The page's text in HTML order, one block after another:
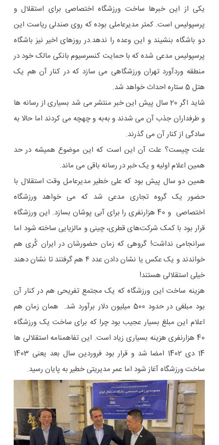
یکی از این خبرها ساخت ورزشگاه اختصاصی برای استقلال و
پرسپولیس است. کمتر مدیرعاملی بوده که روی صندلی ریاست این
دو باشگاه بنشیند و این وعده را ندهد.در روزهای اخیر نیز باشگاه
پرسپولیس مدعی شده که با حمایت کنسرسیوم بانکی مالک خود در
منطقه وردآورد تهران ورزشگاهی می سازد که در کنار آن هم یک
هتل 5 ستاره احداث خواهد شد.
شاید اگر 20 سال پیش این خبر منتشر می شد بسیاری از رسانه ها
و طرفداران جذب آن می شدند و به‌به و چهچه می کردند اما حالا به
سادگی از کنار آن می گذرند.
علت چیست؟ علت آن این است که این موضوع همیشه در حد
همین اعلام اولیه و یک خبر در رسانه باقی می ماند.
همین دو سال پیش بود که علی خطیر مدیرعامل وقت استقلال با
حضور یک گروه تجاری مدعی شد که می خواهد ورزشگاه
اختصاصی و 40 هزارنفری را برای آبی پوشان بسازد. این ورزشگاه
قرار بود با کمک شرکت‌های قطری، چینی و مالزیایی ساخته شود اما
سرانجامی نداشت! گروهی که زمان حضورشان در ایران کُری هم
خواندند و یک عکس یا نشان دادن عدد ۴ هم گرفتند تا نشان دهند
خیلی استقلالی هستند!
هزینه ساخت این ورزشگاه که یک مجتمع تفریحی هم در کنار آن
بود مبلغی در حدود 500 میلیون دلار برآورد شد. همان زمان هم
اعلام این مبلغ بسیار عجیب بود چرا که برای ساخت یک ورزشگاه
40 هزارنفری هزینه بسیاری زیاد است. این تفاهمنامه استقلالی ها
14 دی 1402 امضا شد و قرار بود فروردین سال بعد یعنی 1403
ساخت ورزشگاه آغاز شود اما عمر مدیریتی خطیر به پایان رسید.